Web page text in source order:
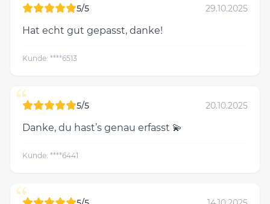
5/5 29.10.2025
Hat echt gut gepasst, danke!
Kunde: ****6513
“ 5/5 20.10.2025
Danke, du hast’s genau erfasst 💫
Kunde: ****6441